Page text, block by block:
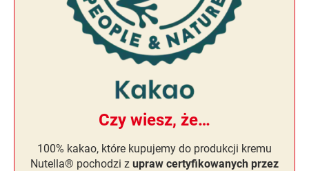
Czy wiesz, że…
100% kakao, które kupujemy do produkcji kremu
Nutella® pochodzi z upraw certyfikowanych przez